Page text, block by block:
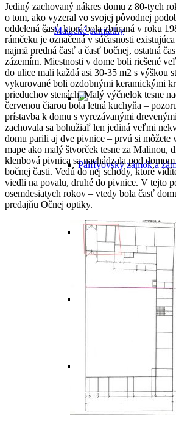
Malacké pamiatky
Pálffyovský zámok a
Čierny kláštor
Jediný zachovaný nákres domu z 80-tych
o tom, ako vyzeral vo svojej pôvodnej
oddelená časť, ktorá bola zbúraná v roku
rámčeku je označená v súčasnosti
najmä predná časť a časť bočnej, ostatná
zázemím. Miestnosti v dome boli riešené
do ulice mali každá asi 30-35 m2 s výškou
vykurované boli ozdobnými keramickými
prieduchov stenách. Malý výčnelok tesne
červenou čiarou bola letná kuchyňa –
prístavba k domu s vyrezávanými
zachovala sa bohužiaľ len jediná veľmi
domu parili aj dve pivnice – prvú si môžete
mape ako malý štvorček tesne za Malinou,
klenbová pivnica sa nachádzala pod
bočnej časti. Vedú do nej schody, ktoré
viedli na povalu, druhé do pivnice. V tejto
osemdesiatych rokov – vtedy bola časť
predajňu Očnej optiky.